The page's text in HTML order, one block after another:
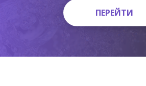
ПЕРЕЙТИ
ПЕРЕЙТИ